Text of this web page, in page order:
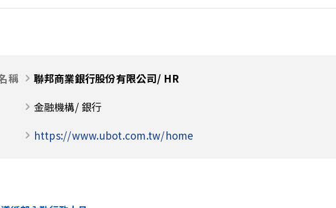
稱
聯邦商業銀行股份有限公司/ HR
金融機構/ 銀行
https://www.ubot.com.tw/home